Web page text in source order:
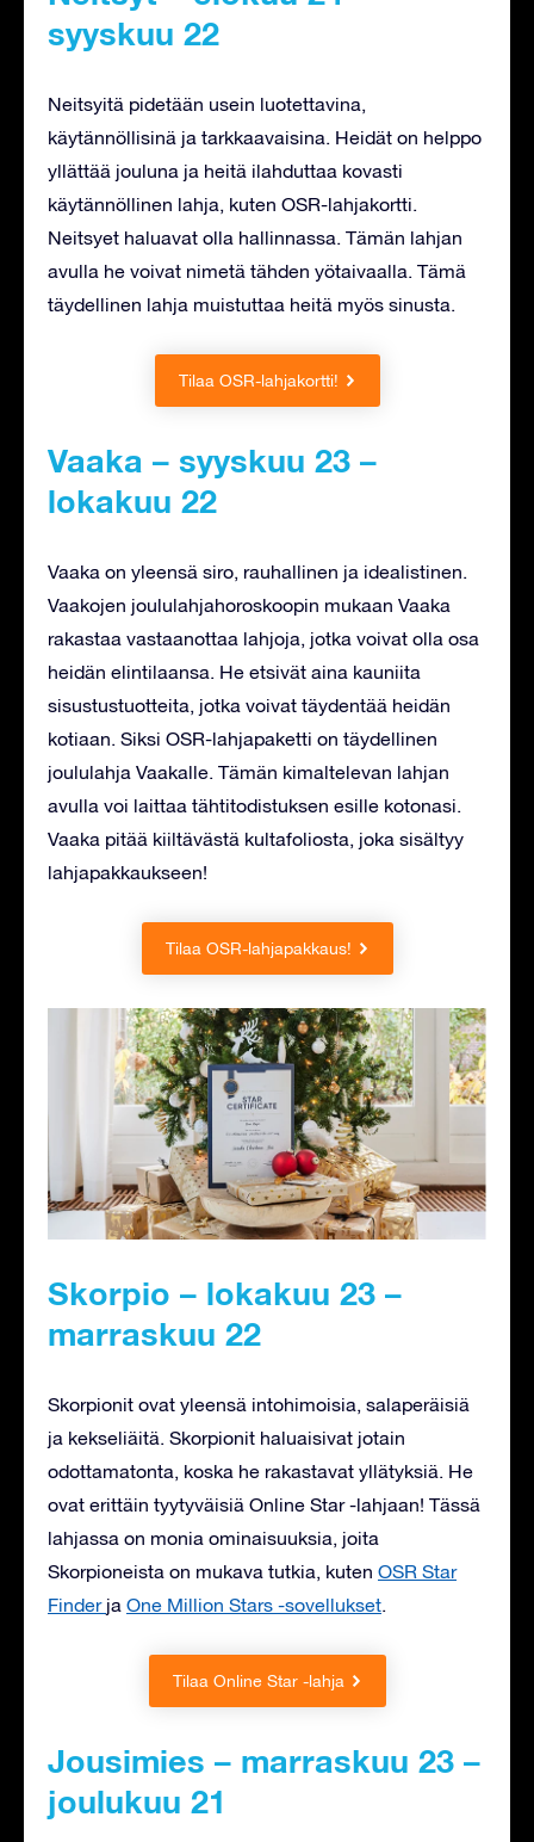
syyskuu 22
Neitsyitä pidetään usein luotettavina,
käytännöllisinä ja tarkkaavaisina. Heidät on helppo
yllättää jouluna ja heitä ilahduttaa kovasti
käytännöllinen lahja, kuten OSR-lahjakortti.
Neitsyet haluavat olla hallinnassa. Tämän lahjan
avulla he voivat nimetä tähden yötaivaalla. Tämä
täydellinen lahja muistuttaa heitä myös sinusta.
Tilaa OSR-lahjakortti!
Vaaka – syyskuu 23 –
lokakuu 22
Vaaka on yleensä siro, rauhallinen ja idealistinen.
Vaakojen joululahjahoroskoopin mukaan Vaaka
rakastaa vastaanottaa lahjoja, jotka voivat olla osa
heidän elintilaansa. He etsivät aina kauniita
sisustustuotteita, jotka voivat täydentää heidän
kotiaan. Siksi OSR-lahjapaketti on täydellinen
joululahja Vaakalle. Tämän kimaltelevan lahjan
avulla voi laittaa tähtitodistuksen esille kotonasi.
Vaaka pitää kiiltävästä kultafoliosta, joka sisältyy
lahjapakkaukseen!
Tilaa OSR-lahjapakkaus!
Skorpio – lokakuu 23 –
marraskuu 22
Skorpionit ovat yleensä intohimoisia, salaperäisiä
ja kekseliäitä. Skorpionit haluaisivat jotain
odottamatonta, koska he rakastavat yllätyksiä. He
ovat erittäin tyytyväisiä Online Star -lahjaan! Tässä
lahjassa on monia ominaisuuksia, joita
Skorpioneista on mukava tutkia, kuten OSR Star
Finder ja One Million Stars -sovellukset.
Tilaa Online Star -lahja
Jousimies – marraskuu 23 –
joulukuu 21